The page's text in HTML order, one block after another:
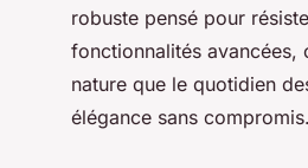
robuste pensé pour
fonctionnalités avancées,
nature que le quotidien
élégance sans compromis.